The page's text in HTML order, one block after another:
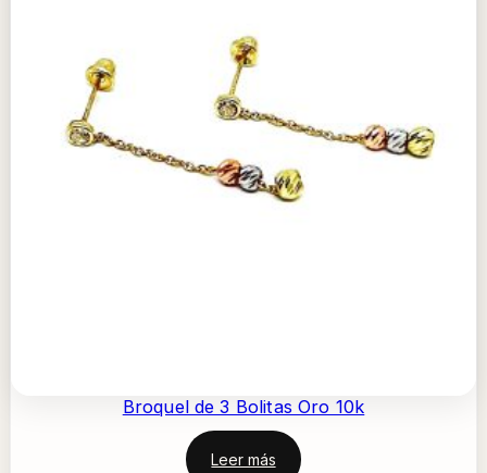
Broquel de 3 Bolitas Oro 10k
Leer más